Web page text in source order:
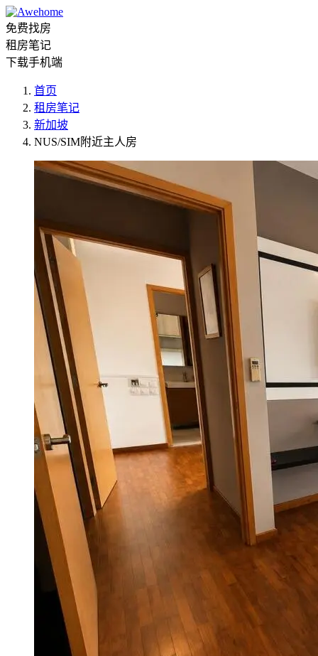
免费找房
租房笔记
下载手机端
首页
租房笔记
新加坡
NUS/SIM附近主人房